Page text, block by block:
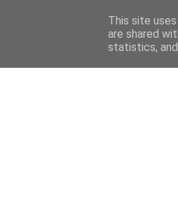
This site
are shared
statistics,